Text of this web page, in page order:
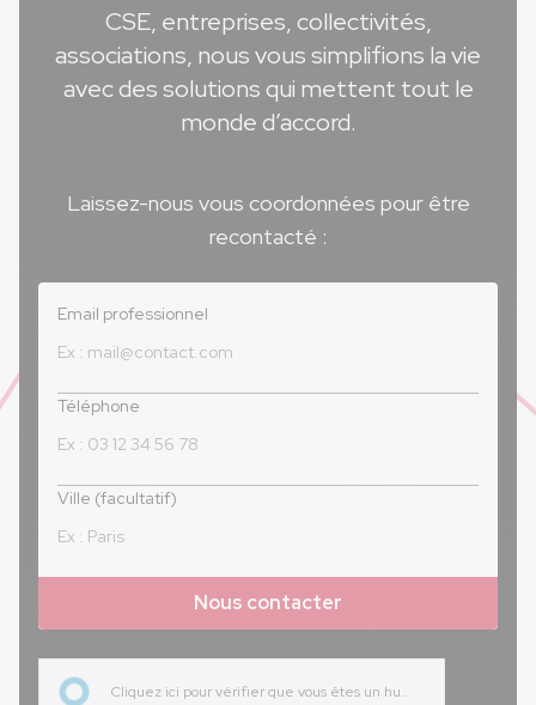
CSE, entreprises, collectivités,
associations, nous vous simplifions la vie
avec des solutions qui mettent tout le
monde d’accord.
Laissez-nous vous coordonnées pour être
recontacté :
Email professionnel
Téléphone
Ville (facultatif)
Nous contacter
Cliquez ici pour vérifier que vous êtes un humain